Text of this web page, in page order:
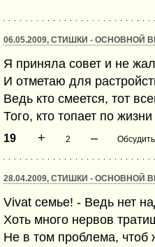
06.05.2009, СТИШКИ - ОСНОВНОЙ
Я приняла совет и не
И отметаю для
Ведь кто смеется, тот
Того, кто топает по
19 + 2 – Обсудить
28.04.2009, СТИШКИ - ОСНОВНОЙ
Vivat семье! - Ведь нет
Хоть много нервов
Не в том проблема, чтоб